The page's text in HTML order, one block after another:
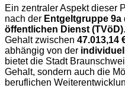
Ein zentraler Aspekt dieser
nach der Entgeltgruppe 9a
öffentlichen Dienst (TVöD)
Gehalt zwischen 47.013,14
abhängig von der
bietet die Stadt
Gehalt, sondern auch die
beruflichen